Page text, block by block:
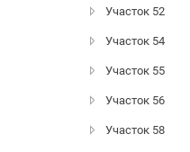
Участок 52
Участок 54
Участок 55
Участок 56
Участок 58